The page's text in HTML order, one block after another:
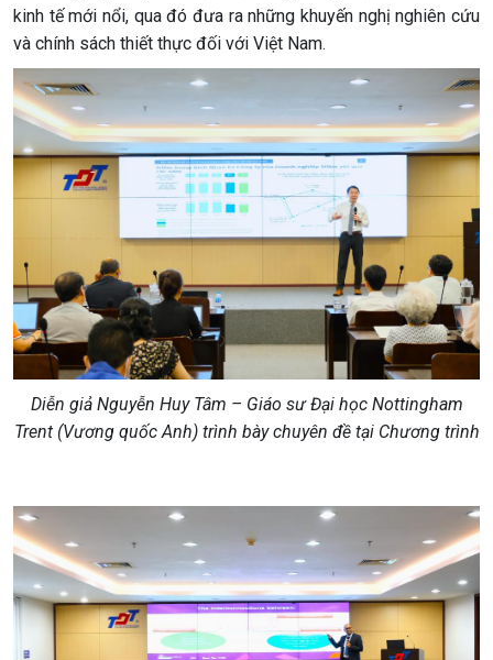
kinh tế mới nổi, qua đó đưa ra những khuyến nghị nghiên cứu
và chính sách thiết thực đối với Việt Nam.
Diễn giả Nguyễn Huy Tâm – Giáo sư Đại học Nottingham
Trent (Vương quốc Anh) trình bày chuyên đề tại Chương trình